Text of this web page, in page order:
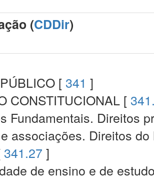
(CDDir)
[ 341 ]
CONSTITUCIONAL [
Fundamentais. Direitos
associações. Direitos
341.27 ]
de ensino e de